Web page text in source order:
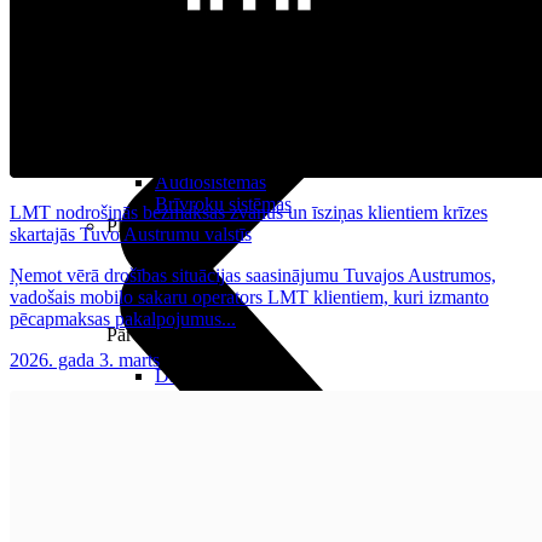
Pārvaldībai
Darbalaika uzskaite
Zvanu pārvaldnieks
Audiosistēmas
Brīvroku sistēmas
Planšetes
LMT nodrošinās bezmaksas zvanus un īsziņas klientiem krīzes
skartajās Tuvo Austrumu valstīs
Ņemot vērā drošības situācijas saasinājumu Tuvajos Austrumos,
vadošais mobilo sakaru operators LMT klientiem, kuri izmanto
pēcapmaksas pakalpojumus...
2026. gada 3. marts